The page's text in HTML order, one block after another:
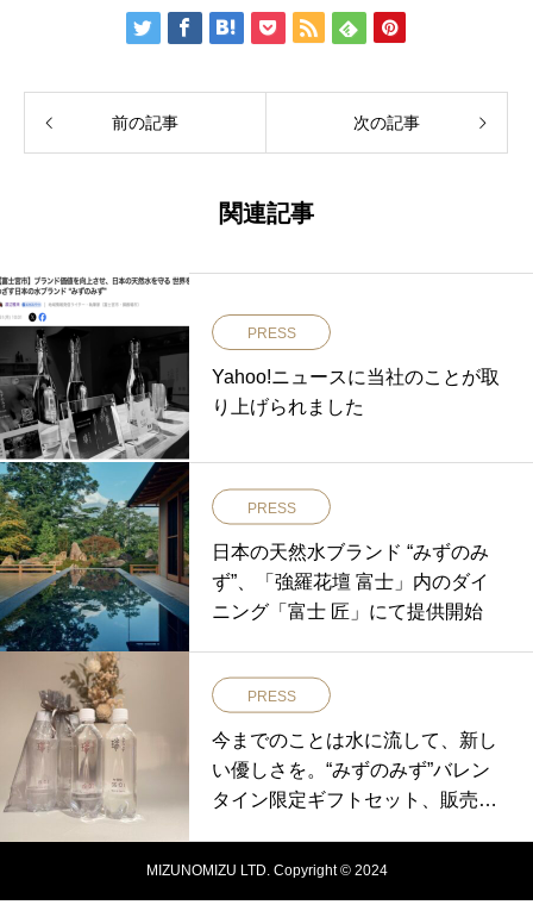
前の記事 次の記事
関連記事
PRESS
Yahoo!ニュースに当社のことが取
り上げられました
PRESS
日本の天然水ブランド “みずのみ
ず”、「強羅花壇 富士」内のダイ
ニング「富士 匠」にて提供開始
PRESS
今までのことは水に流して、新し
い優しさを。“みずのみず”バレン
タイン限定ギフトセット、販売開
MIZUNOMIZU LTD. Copyright © 2024